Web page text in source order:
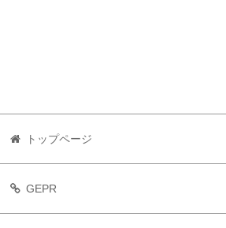
トップページ
GEPR